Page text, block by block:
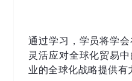
通过学习，学员将学
灵活应对全球化贸易
业的全球化战略提供有